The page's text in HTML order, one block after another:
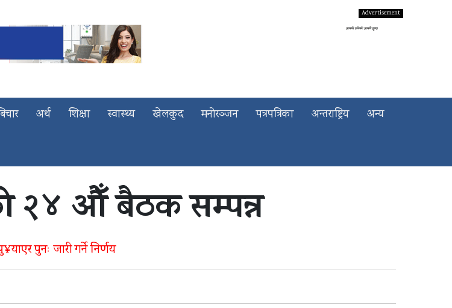
अर्थ शिक्षा स्वास्थ्य खेलकुद मनोरञ्जन पत्रपत्रिका अन्तराष्ट्रिय अन्य
२४ औँ बैठक सम्पन्न
पुनः जारी गर्ने निर्णय